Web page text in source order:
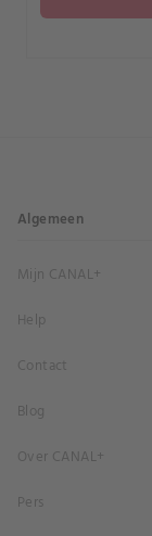
Algemeen
Mijn CANAL+
Help
Contact
Blog
Over CANAL+
Pers